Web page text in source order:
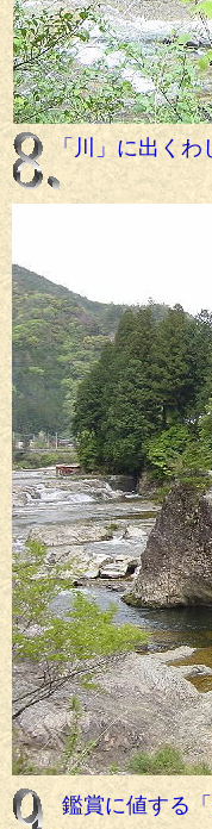
「緑」の中を
「川」に出くわ
鑑賞に値する